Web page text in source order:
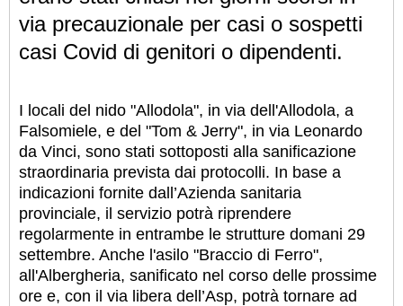
via precauzionale per casi o sospetti
casi Covid di genitori o dipendenti.
I locali del nido "Allodola", in via dell'Allodola, a
Falsomiele, e del "Tom & Jerry", in via Leonardo
da Vinci, sono stati sottoposti alla sanificazione
straordinaria prevista dai protocolli. In base a
indicazioni fornite dall’Azienda sanitaria
provinciale, il servizio potrà riprendere
regolarmente in entrambe le strutture domani 29
settembre. Anche l'asilo "Braccio di Ferro",
all'Albergheria, sanificato nel corso delle prossime
ore e, con il via libera dell’Asp, potrà tornare ad